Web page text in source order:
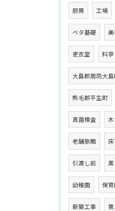
厨房 工場
ベタ基礎
更衣室 料亭
大島郡周防大
熊毛郡平生町
真菌検査 木
老舗旅館
引渡し前
幼稚園 保育
新築工事